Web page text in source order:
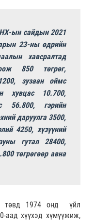
ын сайдын 2021
23-ны өдрийн
хавсралтад
850 төгрөг,
зузаан оймс
хувцас 10.700,
56.800, гэрийн
даруулга 3500,
4250, хүзүүний
гутал 28400,
төгрөгөөр авна
төвд 1974 онд үйл
аад хүүхэд хүмүүжиж,